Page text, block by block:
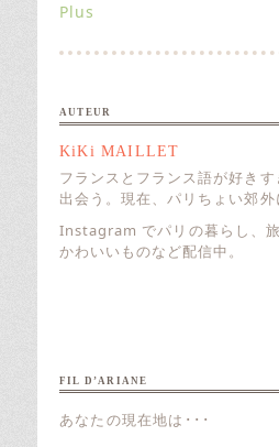
Plus
AUTEUR
KiKi MAILLET
フランスとフランス語が好き
出会う。現在、パリちょい郊外
Instagram でパリの暮らし、
かわいいものなど配信中。
FIL D’ARIANE
あなたの現在地は･･･